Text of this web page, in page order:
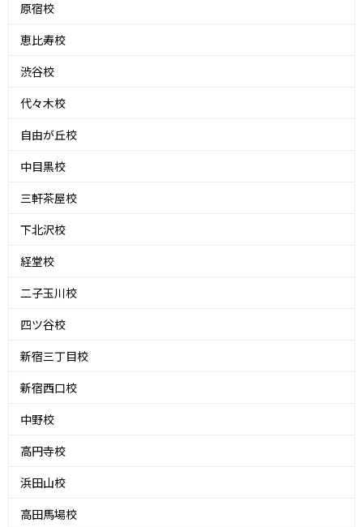
原宿校
恵比寿校
渋谷校
代々木校
自由が丘校
中目黒校
三軒茶屋校
下北沢校
経堂校
二子玉川校
四ツ谷校
新宿三丁目校
新宿西口校
中野校
高円寺校
浜田山校
高田馬場校